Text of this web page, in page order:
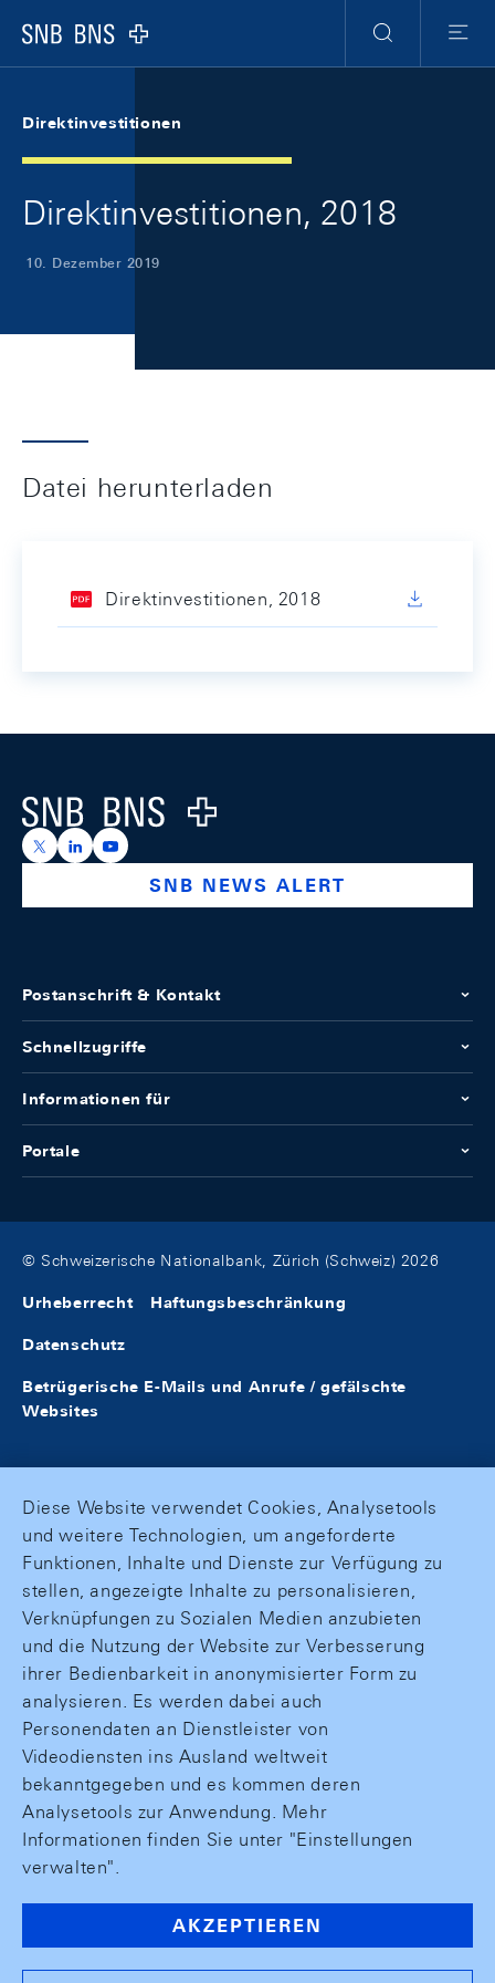
Logo
Suche
Menu
Direktinvestitionen
Direktinvestitionen, 2018
10. Dezember 2019
Datei herunterladen
Direktinvestitionen, 2018
Logo
https://x.com/snb_bns
https://ch.linkedin.com/company/swiss-national-
https://www.youtube.com/@swissnationalbank
SNB NEWS ALERT
Postanschrift & Kontakt
Schnellzugriffe
Informationen für
Portale
© Schweizerische Nationalbank, Zürich (Schweiz) 2026
Urheberrecht Haftungsbeschränkung
Datenschutz
Betrügerische E-Mails und Anrufe / gefälschte
Websites
Diese Website verwendet Cookies, Analysetools
und weitere Technologien, um angeforderte
Funktionen, Inhalte und Dienste zur Verfügung zu
stellen, angezeigte Inhalte zu personalisieren,
Verknüpfungen zu Sozialen Medien anzubieten
und die Nutzung der Website zur Verbesserung
ihrer Bedienbarkeit in anonymisierter Form zu
analysieren. Es werden dabei auch
Personendaten an Dienstleister von
Videodiensten ins Ausland weltweit
bekanntgegeben und es kommen deren
Analysetools zur Anwendung. Mehr
Informationen finden Sie unter "Einstellungen
verwalten".
AKZEPTIEREN